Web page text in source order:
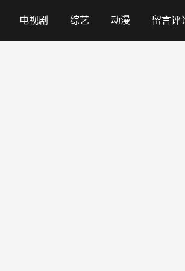
电视剧 综艺 动漫 留言评